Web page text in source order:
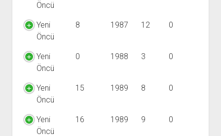
Öncü
Yeni
Öncü
8 1987 12 0
Yeni
Öncü
0 1988 3 0
Yeni
Öncü
15 1989 8 0
Yeni
Öncü
16 1989 9 0